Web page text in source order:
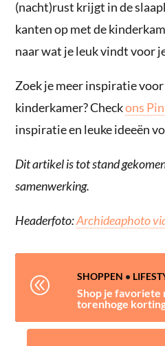
(nacht)rust krijgt in de
kanten op met de
naar wat je leuk vindt voor
Zoek je meer inspiratie
kinderkamer? Checkons
inspiratie en leuke ideeën
Dit artikel is tot stand
samenwerking.
Headerfoto:Archideaphoto
@ SHOPPEN •
Shop je
torenhoge